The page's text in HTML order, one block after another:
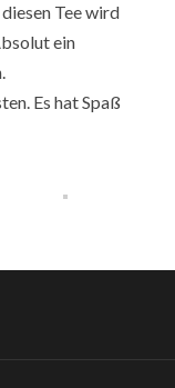
Tee wird
ein
Es hat Spaß